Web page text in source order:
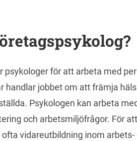
psykologer för att arbeta med
handlar jobbet om att främja
Psykologen kan arbeta
och arbetsmiljöfrågor. För
vidareutbildning inom arbets-